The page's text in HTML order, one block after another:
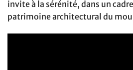
invite à la sérénité, dans un
patrimoine architectural du